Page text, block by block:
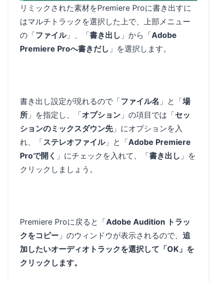
リミックされた素材をPremiere Proに書き出すに
はマルチトラックを選択した上で、上部メニュー
の「ファイル」、「書き出し 」から「Adobe
Premiere Proへ書きだし 」を選択します。
書き出し設定が現れるので「ファイル名 」と「場
所 」を指定し、「オプション 」の項目では「セッ
ションのミックスダウン先」にオプションを入
れ、「ステレオファイル」と「Adobe Premiere
Proで開く 」にチェックを入れて、「書き出し 」を
クリックしましょう。
Premiere Proに戻ると「Adobe Audition トラッ
クをコピー 」のウィンドウが表示されるので、 追
加したいオーディオトラックを選択して「OK」を
クリックします。